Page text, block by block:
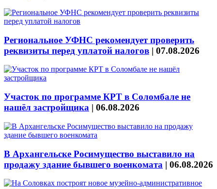
Региональное УФНС рекомендует проверить
реквизиты перед уплатой налогов | 07.08.2026
Участок по программе КРТ в Соломбале не
нашёл застройщика | 06.08.2026
В Архангельске Росимущество выставило на
продажу здание бывшего военкомата | 06.08.2026